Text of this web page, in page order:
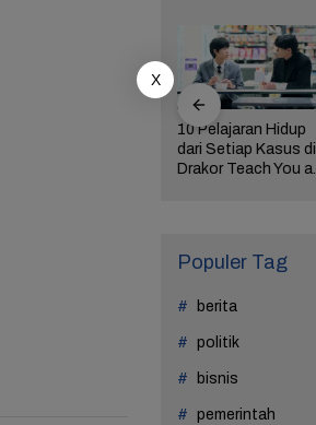
10 Pelajaran Hidup
dari Setiap Kasus di
Drakor Teach You a
Populer Tag
berita
politik
bisnis
pemerintah
X